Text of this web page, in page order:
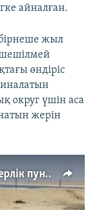
айналған.
жыл
өндіріс
округ үшін аса
жерін
Нарындағы лас су мен фельдшерлік пункт дауы